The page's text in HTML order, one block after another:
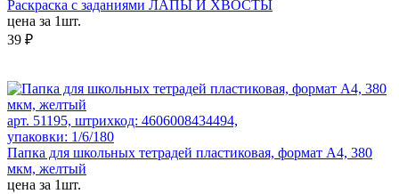
Раскраска с заданиями ЛАПЫ И ХВОСТЫ
цена за 1шт.
39 ₽
арт. 51195, штрихкод: 4606008434494,
упаковки: 1/6/180
Папка для школьных тетрадей пластиковая, формат А4, 380
мкм, желтый
цена за 1шт.